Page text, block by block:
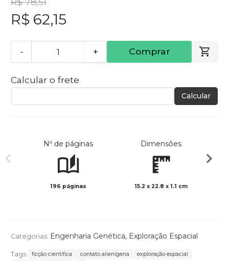
R$ 62,15
- + Comprar
Calcular o frete
Calcular
Nº de páginas
196 páginas
Dimensões
15.2 x 22.8 x 1.1 cm
Categorias: Engenharia Genética, Exploração Espacial
Tags: ficção científica contato alienígena
exploração espacial